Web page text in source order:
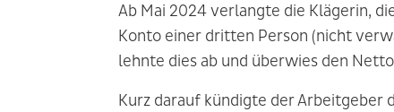
Ab Mai 2024 verlangte die Klägerin,
Konto einer dritten Person (nicht
lehnte dies ab und überwies den
Kurz darauf kündigte der Arbeitgeber